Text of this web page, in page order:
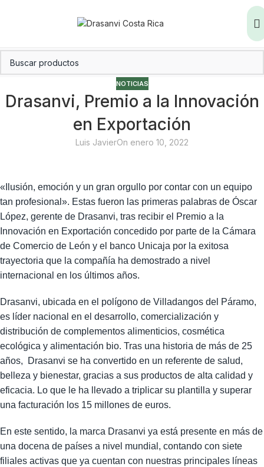
NOTICIAS
Drasanvi, Premio a la Innovación
en Exportación
Luis JavierOn enero 10, 2022
«Ilusión, emoción y un gran orgullo por contar con un equipo
tan profesional». Estas fueron las primeras palabras de Óscar
López, gerente de Drasanvi, tras recibir el Premio a la
Innovación en Exportación concedido por parte de la Cámara
de Comercio de León y el banco Unicaja por la exitosa
trayectoria que la compañía ha demostrado a nivel
internacional en los últimos años.
Drasanvi, ubicada en el polígono de Villadangos del Páramo,
es líder nacional en el desarrollo, comercialización y
distribución de complementos alimenticios, cosmética
ecológica y alimentación bio. Tras una historia de más de 25
años, Drasanvi se ha convertido en un referente de salud,
belleza y bienestar, gracias a sus productos de alta calidad y
eficacia. Lo que le ha llevado a triplicar su plantilla y superar
una facturación los 15 millones de euros.
En este sentido, la marca Drasanvi ya está presente en más de
una docena de países a nivel mundial, contando con siete
filiales activas que ya cuentan con nuestras principales líneas